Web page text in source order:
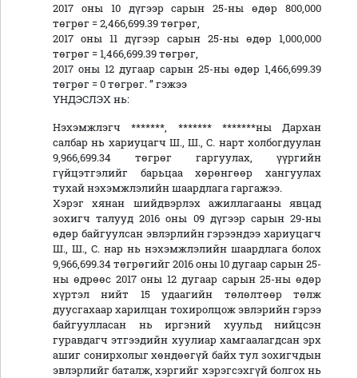
2017 оны 10 дүгээр сарын 25-ны өдөр 800,000
төгрөг = 2,466,699.39 төгрөг,
2017 оны 11 дүгээр сарын 25-ны өдөр 1,000,000
төгрөг = 1,466,699.39 төгрөг,
2017 оны 12 дугаар сарын 25-ны өдөр 1,466,699.39
төгрөг = 0 төгрөг. ” гэжээ
ҮНДЭСЛЭХ нь:
Нэхэмжлэгч *******, ******* *******ны Дархан
салбар нь хариуцагч Ш., Ш., С. нарт холбогдуулан
9,966,699.34 төгрөг гаргуулах, үүргийн
гүйцэтгэлийг барьцаа хөрөнгөөр хангуулах
тухай нэхэмжлэлийн шаардлага гаргажээ.
Хэрэг хянан шийдвэрлэх ажиллагааны явцад
зохигч талууд 2016 оны 09 дүгээр сарын 29-ны
өдөр байгуулсан эвлэрлийн гэрээндээ хариуцагч
Ш., Ш., С. нар нь нэхэмжлэлийн шаардлага болох
9,966,699.34 төгрөгийг 2016 оны 10 дугаар сарын 25-
ны өдрөөс 2017 оны 12 дугаар сарын 25-ны өдөр
хүртэл нийт 15 удаагийн төлөлтөөр төлж
дуусгахаар харилцан тохиролцож эвлэрийн гэрээ
байгуулласан нь иргэний хуульд нийцсэн
гуравдагч этгээдийн хуулиар хамгаалагдсан эрх
ашиг сонирхолыг хөндөөгүй байх тул зохигчдын
эвлэрлийг баталж, хэргийг хэрэгсэхгүй болгох нь